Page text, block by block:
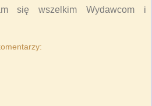
się wszelkim Wydawcom i